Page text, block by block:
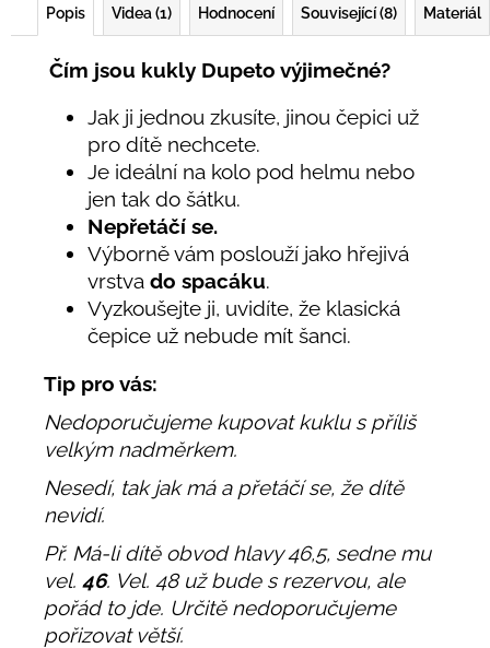
Popis Videa (1) Hodnocení Související (8) Materiál
Čím jsou kukly Dupeto výjimečné?
Jak ji jednou zkusíte, jinou čepici už
pro dítě nechcete.
Je ideální na kolo pod helmu nebo
jen tak do šátku.
Nepřetáčí se.
Výborně vám poslouží jako hřejivá
vrstva do spacáku.
Vyzkoušejte ji, uvidíte, že klasická
čepice už nebude mít šanci.
Tip pro vás:
Nedoporučujeme kupovat kuklu s příliš
velkým nadměrkem.
Nesedí, tak jak má a přetáčí se, že dítě
nevidí.
Př. Má-li dítě obvod hlavy 46,5, sedne mu
vel. 46. Vel. 48 už bude s rezervou, ale
pořád to jde. Určitě nedoporučujeme
pořizovat větší.